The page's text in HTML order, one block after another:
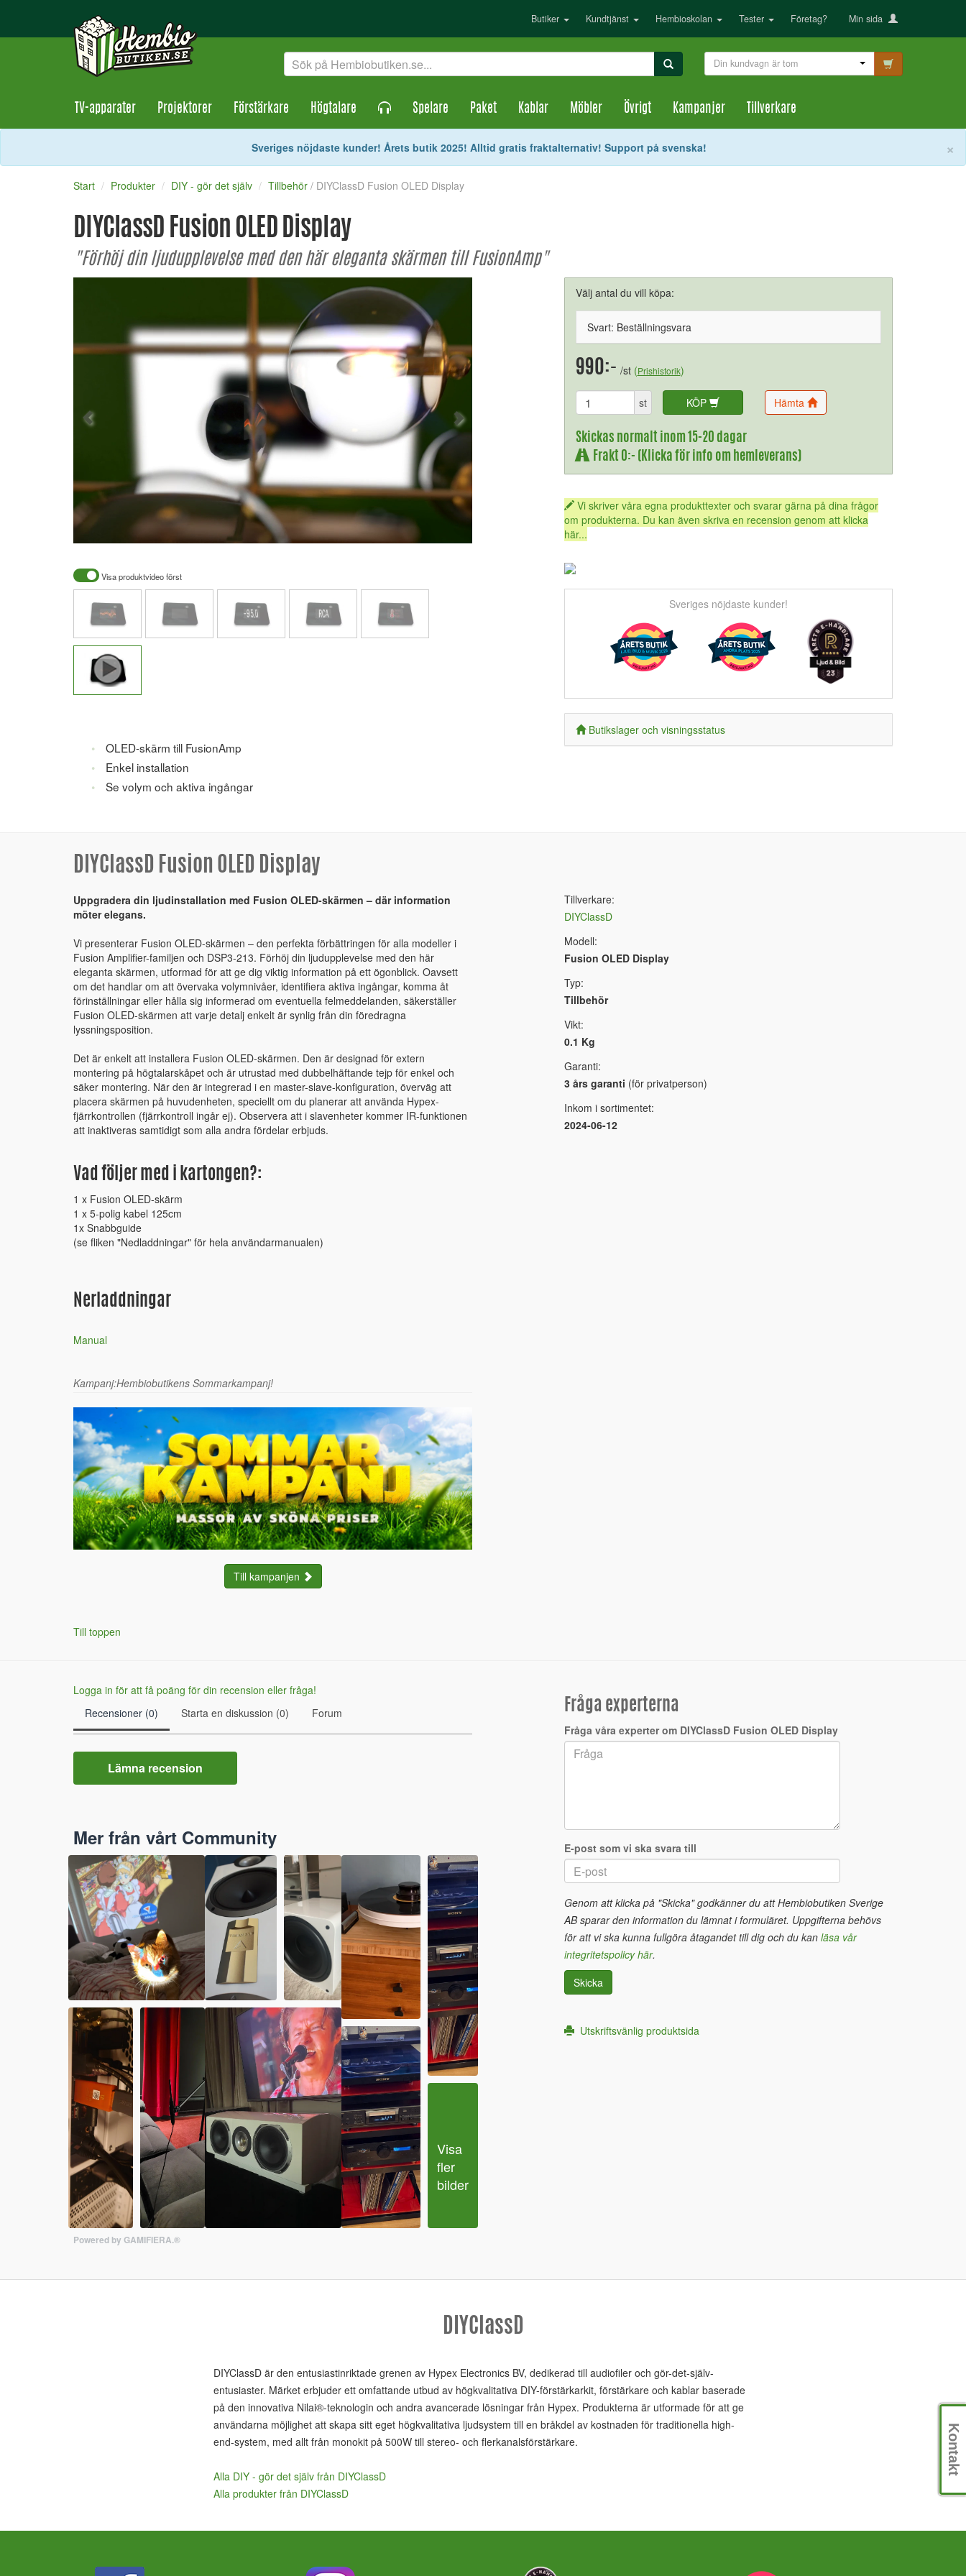
Butiker Kundtjänst Hembioskolan Tester Företag? Min sida
Din kundvagn är tom
TV-apparater Projektorer Förstärkare Högtalare Spelare Paket Kablar Möbler Övrigt Kampanjer Tillverkare
×
Sveriges nöjdaste kunder! Årets butik 2025! Alltid gratis fraktalternativ! Support på svenska!
Start Produkter DIY - gör det själv Tillbehör / DIYClassD Fusion OLED Display
DIYClassD Fusion OLED Display
"Förhöj din ljudupplevelse med den här eleganta skärmen till FusionAmp"
Visa produktvideo först
OLED-skärm till FusionAmp
Enkel installation
Se volym och aktiva ingångar
Välj antal du vill köpa:
Svart: Beställningsvara
990:- /st (Prishistorik)
st KÖP Hämta
Skickas normalt inom 15-20 dagar
Frakt 0:- (Klicka för info om hemleverans)
Vi skriver våra egna produkttexter och svarar gärna på dina frågor
om produkterna. Du kan även skriva en recension genom att klicka
här...
Sveriges nöjdaste kunder!
Butikslager och visningsstatus
DIYClassD Fusion OLED Display
Uppgradera din ljudinstallation med Fusion OLED-skärmen – där information
möter elegans.
Vi presenterar Fusion OLED-skärmen – den perfekta förbättringen för alla modeller i
Fusion Amplifier-familjen och DSP3-213. Förhöj din ljudupplevelse med den här
eleganta skärmen, utformad för att ge dig viktig information på ett ögonblick. Oavsett
om det handlar om att övervaka volymnivåer, identifiera aktiva ingångar, komma åt
förinställningar eller hålla sig informerad om eventuella felmeddelanden, säkerställer
Fusion OLED-skärmen att varje detalj enkelt är synlig från din föredragna
lyssningsposition.
Det är enkelt att installera Fusion OLED-skärmen. Den är designad för extern
montering på högtalarskåpet och är utrustad med dubbelhäftande tejp för enkel och
säker montering. När den är integrerad i en master-slave-konfiguration, överväg att
placera skärmen på huvudenheten, speciellt om du planerar att använda Hypex-
fjärrkontrollen (fjärrkontroll ingår ej). Observera att i slavenheter kommer IR-funktionen
att inaktiveras samtidigt som alla andra fördelar erbjuds.
Vad följer med i kartongen?:
1 x Fusion OLED-skärm
1 x 5-polig kabel 125cm
1x Snabbguide
(se fliken "Nedladdningar" för hela användarmanualen)
Nerladdningar
Manual
Kampanj:Hembiobutikens Sommarkampanj!
Till kampanjen
Till toppen
Tillverkare:
DIYClassD
Modell:
Fusion OLED Display
Typ:
Tillbehör
Vikt:
0.1 Kg
Garanti:
3 års garanti (för privatperson)
Inkom i sortimentet:
2024-06-12
Logga in för att få poäng för din recension eller fråga!
Recensioner (0)
Starta en diskussion (0) Forum
Lämna recension
Mer från vårt Community
Visa
fler
bilder
Powered by GAMIFIERA.®
Fråga experterna
Fråga våra experter om DIYClassD Fusion OLED Display
E-post som vi ska svara till
Genom att klicka på "Skicka" godkänner du att Hembiobutiken Sverige
AB sparar den information du lämnat i formuläret. Uppgifterna behövs
för att vi ska kunna fullgöra åtagandet till dig och du kan läsa vår
integritetspolicy här.
Skicka
Utskriftsvänlig produktsida
DIYClassD
DIYClassD är den entusiastinriktade grenen av Hypex Electronics BV, dedikerad till audiofiler och gör-det-själv-
entusiaster. Märket erbjuder ett omfattande utbud av högkvalitativa DIY-förstärkarkit, förstärkare och kablar baserade
på den innovativa Nilai®-teknologin och andra avancerade lösningar från Hypex. Produkterna är utformade för att ge
användarna möjlighet att skapa sitt eget högkvalitativa ljudsystem till en bråkdel av kostnaden för traditionella high-
end-system, med allt från monokit på 500W till stereo- och flerkanalsförstärkare.
Alla DIY - gör det själv från DIYClassD
Alla produkter från DIYClassD
Kontakt